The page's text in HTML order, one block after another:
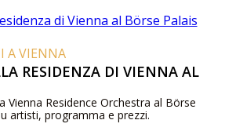
A VIENNA
RESIDENZA DI VIENNA AL
Vienna Residence Orchestra al Börse
artisti, programma e prezzi.